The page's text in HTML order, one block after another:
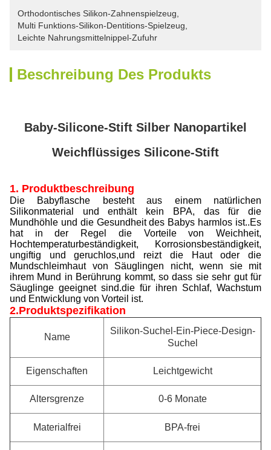
Orthodontisches Silikon-Zahnenspielzeug
Multi Funktions-Silikon-Dentitions-Spielzeug
Leichte Nahrungsmittelnippel-Zufuhr
Beschreibung Des Produkts
Baby-Silicone-Stift Silber Nanopartikel
Weichflüssiges Silicone-Stift
1. Produktbeschreibung
Die Babyflasche besteht aus einem natürlichen
Silikonmaterial und enthält kein BPA, das für die
Mundhöhle und die Gesundheit des Babys harmlos ist..Es
hat in der Regel die Vorteile von Weichheit,
Hochtemperaturbeständigkeit, Korrosionsbeständigkeit,
ungiftig und geruchlos,und reizt die Haut oder die
Mundschleimhaut von Säuglingen nicht, wenn sie mit
ihrem Mund in Berührung kommt, so dass sie sehr gut für
Säuglinge geeignet sind.die für ihren Schlaf, Wachstum
und Entwicklung von Vorteil ist.
2.Produktspezifikation
Name
Silikon-Suchel-Ein-Piece-Design-
Suchel
Eigenschaften Leichtgewicht
Altersgrenze 0-6 Monate
Materialfrei BPA-frei